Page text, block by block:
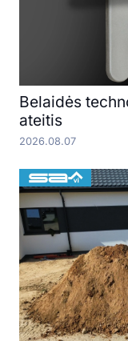
Belaidės
ateitis
2026.08.07